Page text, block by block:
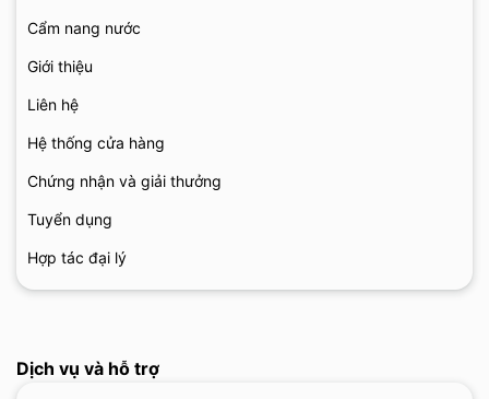
Cẩm nang nước
Giới thiệu
Liên hệ
Hệ thống cửa hàng
Chứng nhận và giải thưởng
Tuyển dụng
Hợp tác đại lý
Dịch vụ và hỗ trợ